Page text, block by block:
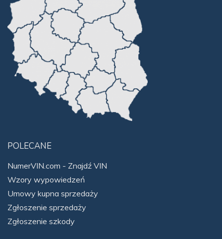
POLECANE
NumerVIN.com - Znajdź VIN
Wzory wypowiedzeń
Umowy kupna sprzedaży
Zgłoszenie sprzedaży
Zgłoszenie szkody